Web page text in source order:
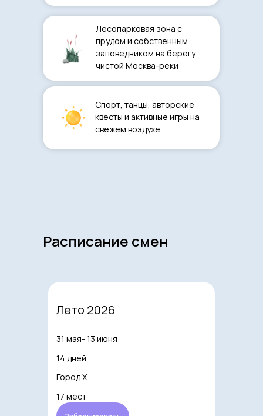
Лесопарковая зона с
прудом и собственным
заповедником на берегу
чистой Москва-реки
Спорт, танцы, авторские
квесты и активные игры на
свежем воздухе
Расписание смен
31 мая- 13 июня
14 дней
Город Х
17 мест
Лето 2026